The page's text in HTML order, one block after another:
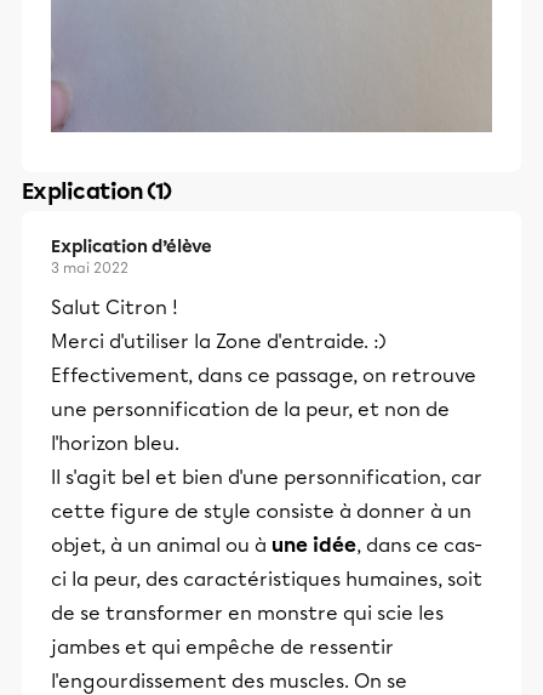
Explication (1)
Explication d’élève
3 mai 2022
Salut Citron !
Merci d'utiliser la Zone d'entraide. :)
Effectivement, dans ce passage, on retrouve
une personnification de la peur, et non de
l'horizon bleu.
Il s'agit bel et bien d'une personnification, car
cette figure de style consiste à donner à un
objet, à un animal ou à une idée, dans ce cas-
ci la peur, des caractéristiques humaines, soit
de se transformer en monstre qui scie les
jambes et qui empêche de ressentir
l'engourdissement des muscles. On se